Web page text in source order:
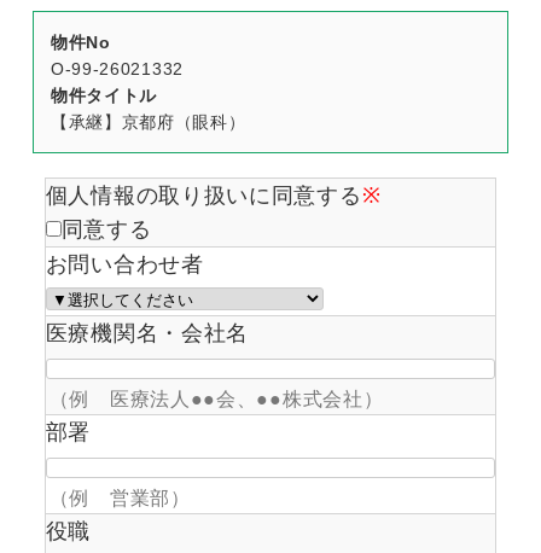
物件No
O-99-26021332
物件タイトル
【承継】京都府（眼科）
個人情報の取り扱いに同意する ※
同意する
お問い合わせ者
医療機関名・会社名
（例 医療法人●●会、●●株式会社）
部署
（例 営業部）
役職